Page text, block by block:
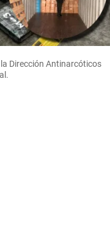
Dirección Antinarcóticos